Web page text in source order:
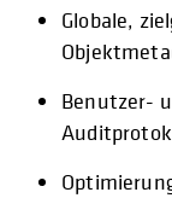
Globale,
Benutzer-